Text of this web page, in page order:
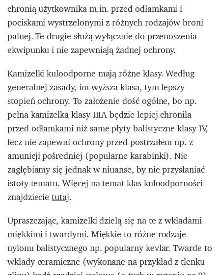
chronią użytkownika m.in. przed odłamkami i
pociskami wystrzelonymi z różnych rodzajów broni
palnej. Te drugie służą wyłącznie do przenoszenia
ekwipunku i nie zapewniają żadnej ochrony.
Kamizelki kuloodporne mają różne klasy. Według
generalnej zasady, im wyższa klasa, tym lepszy
stopień ochrony. To założenie dość ogólne, bo np.
pełna kamizelka klasy IIIA będzie lepiej chroniła
przed odłamkami niż same płyty balistyczne klasy IV,
lecz nie zapewni ochrony przed postrzałem np. z
amunicji pośredniej (popularne karabinki). Nie
zagłębiamy się jednak w niuanse, by nie przysłaniać
istoty tematu. Więcej na temat klas kuloodporności
znajdziecietutaj.
Upraszczając, kamizelki dzielą się na te z wkładami
miękkimi i twardymi. Miękkie to różne rodzaje
nylonu balistycznego np. popularny kevlar. Twarde to
wkłady ceramiczne (wykonane na przykład z tlenku